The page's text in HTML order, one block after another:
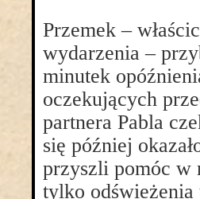
Przemek –
wydarzenia –
minutek
oczekujących
partnera Pabla
się później
przyszli pomóc w
tylko odświeżenia